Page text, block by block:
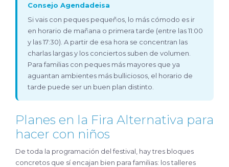
Consejo Agendadeisa
Si vais con peques pequeños, lo más cómodo es ir
en horario de mañana o primera tarde (entre las 11:00
y las 17:30). A partir de esa hora se concentran las
charlas largas y los conciertos suben de volumen.
Para familias con peques más mayores que ya
aguantan ambientes más bulliciosos, el horario de
tarde puede ser un buen plan distinto.
Planes en la Fira Alternativa para
hacer con niños
De toda la programación del festival, hay tres bloques
concretos que sí encajan bien para familias: los talleres